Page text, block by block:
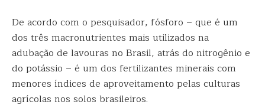
De acordo com o pesquisador, fósforo – que é um
dos três macronutrientes mais utilizados na
adubação de lavouras no Brasil, atrás do nitrogênio e
do potássio – é um dos fertilizantes minerais com
menores índices de aproveitamento pelas culturas
agrícolas nos solos brasileiros.